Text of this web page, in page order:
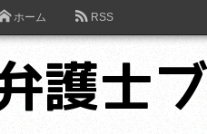
ホーム RSS